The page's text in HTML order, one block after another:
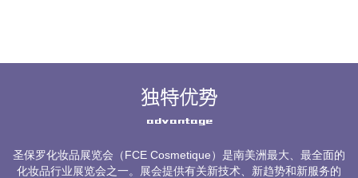
独特优势
advantage
圣保罗化妆品展览会（FCE Cosmetique）是南美洲最大、最全面的
化妆品行业展览会之一。展会提供有关新技术、新趋势和新服务的